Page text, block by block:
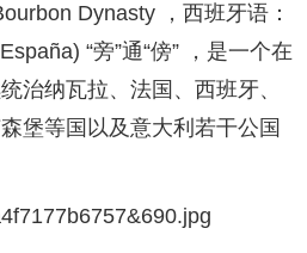
Dynasty ，西班牙语：
“旁”通“傍” ，是一个在
治纳瓦拉、法国、西班牙、
堡等国以及意大利若干公国